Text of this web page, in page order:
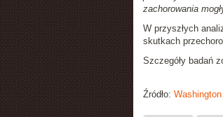
zachorowania
W przyszłych
skutkach
Szczegóły badań
Źródło: